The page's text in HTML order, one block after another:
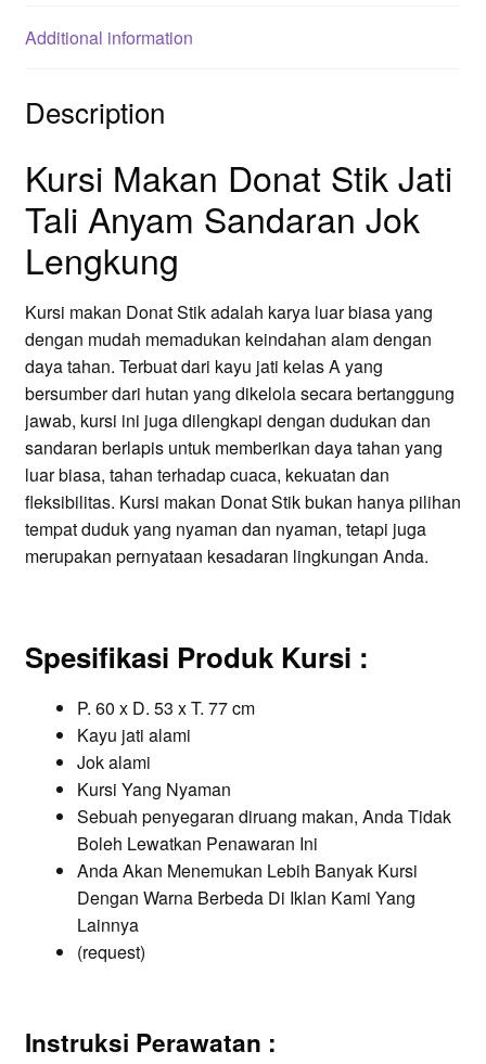
Additional information
Description
Kursi Makan Donat Stik Jati
Tali Anyam Sandaran Jok
Lengkung
Kursi makan Donat Stik adalah karya luar biasa yang
dengan mudah memadukan keindahan alam dengan
daya tahan. Terbuat dari kayu jati kelas A yang
bersumber dari hutan yang dikelola secara bertanggung
jawab, kursi ini juga dilengkapi dengan dudukan dan
sandaran berlapis untuk memberikan daya tahan yang
luar biasa, tahan terhadap cuaca, kekuatan dan
fleksibilitas. Kursi makan Donat Stik bukan hanya pilihan
tempat duduk yang nyaman dan nyaman, tetapi juga
merupakan pernyataan kesadaran lingkungan Anda.
Spesifikasi Produk Kursi :
P. 60 x D. 53 x T. 77 cm
Kayu jati alami
Jok alami
Kursi Yang Nyaman
Sebuah penyegaran diruang makan, Anda Tidak
Boleh Lewatkan Penawaran Ini
Anda Akan Menemukan Lebih Banyak Kursi
Dengan Warna Berbeda Di Iklan Kami Yang
Lainnya
(request)
Instruksi Perawatan :